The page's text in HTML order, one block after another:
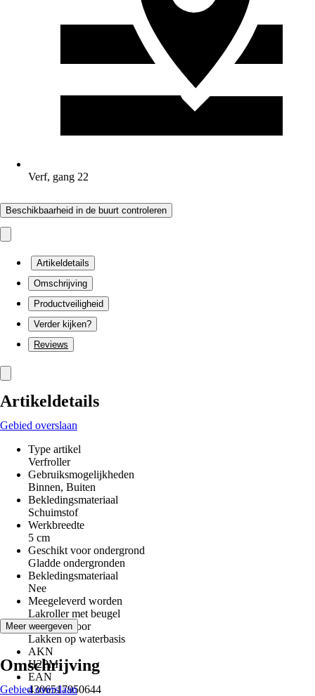
Verf, gang 22
Beschikbaarheid in de buurt controleren
Artikeldetails
Omschrijving
Productveiligheid
Verder kijken?
Reviews
Artikeldetails
Gebied overslaan
Type artikel
Verfroller
Gebruiksmogelijkheden
Binnen, Buiten
Bekledingsmateriaal
Schuimstof
Werkbreedte
5 cm
Geschikt voor ondergrond
Gladde ondergronden
Bekledingsmateriaal
Nee
Meegeleverd worden
Lakroller met beugel
Geschikt voor
Lakken op waterbasis
AKN
H2PM
EAN
4306517950644
Meer weergeven
Omschrijving
Gebied overslaan